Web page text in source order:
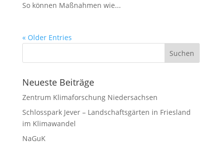
So können Maßnahmen wie...
« Older Entries
Neueste Beiträge
Zentrum Klimaforschung Niedersachsen
Schlosspark Jever – Landschaftsgärten in Friesland
im Klimawandel
NaGuK